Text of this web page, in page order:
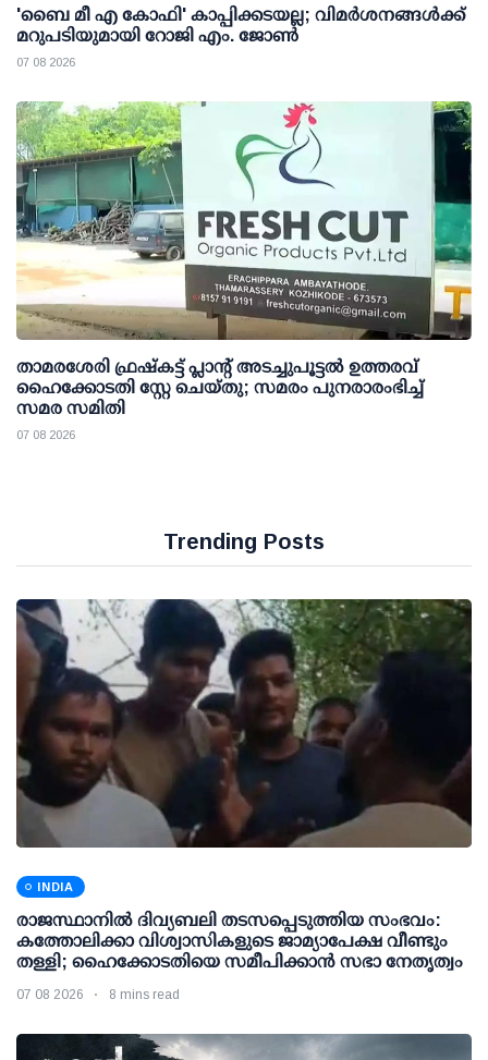
'ബൈ മീ എ കോഫി' കാപ്പിക്കടയല്ല; വിമര്‍ശനങ്ങള്‍ക്ക്
മറുപടിയുമായി റോജി എം. ജോണ്‍
07 08 2026
താമരശേരി ഫ്രഷ്കട്ട് പ്ലാന്റ് അടച്ചുപൂട്ടൽ ഉത്തരവ്
ഹൈക്കോടതി സ്റ്റേ ചെയ്തു; സമരം പുനരാരംഭിച്ച്
സമര സമിതി
07 08 2026
Trending Posts
INDIA
രാജസ്ഥാനിൽ ദിവ്യബലി തടസപ്പെടുത്തിയ സംഭവം:
കത്തോലിക്കാ വിശ്വാസികളുടെ ജാമ്യാപേക്ഷ വീണ്ടും
തള്ളി; ഹൈക്കോടതിയെ സമീപിക്കാൻ സഭാ നേതൃത്വം
07 08 2026 8 mins read